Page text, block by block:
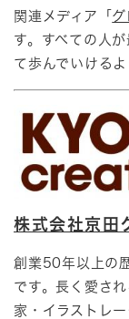
関連メディア「 グ
す。すべての人
て歩んでいける
株式会社京田
創業50年以上の
です。長く愛さ
家・イラストレ